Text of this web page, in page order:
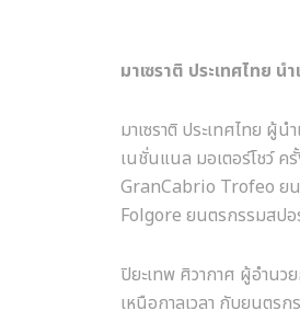
มาเซราติ ประเทศไทย
มาเซราติ ประเทศไทย ผู้
เนชั่นแนล มอเตอร์โชว์
GranCabrio Trofeo ยน
Folgore ยนตรกรรมสปอ
ปิยะเทพ ศิวากาศ ผู้อำนว
เหนือกาลเวลา กับยนตร